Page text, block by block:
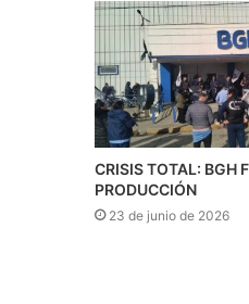
CRISIS TOTAL: BGH
PRODUCCIÓN
23 de junio de 2026